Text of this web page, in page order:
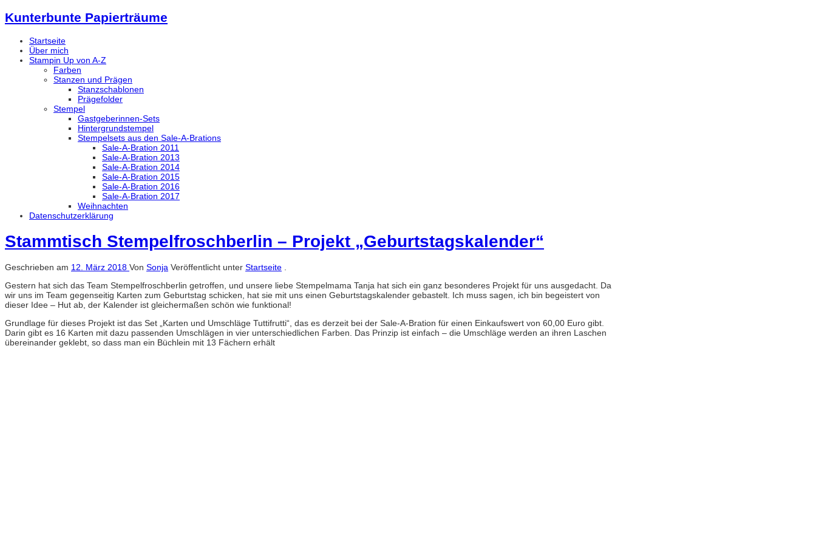
Kunterbunte Papierträume
Startseite
Über mich
Stampin Up von A-Z
Farben
Stanzen und Prägen
Stanzschablonen
Prägefolder
Stempel
Gastgeberinnen-Sets
Hintergrundstempel
Stempelsets aus den Sale-A-Brations
Sale-A-Bration 2011
Sale-A-Bration 2013
Sale-A-Bration 2014
Sale-A-Bration 2015
Sale-A-Bration 2016
Sale-A-Bration 2017
Weihnachten
Datenschutzerklärung
Stammtisch Stempelfroschberlin – Projekt „Geburtstagskalender“
Geschrieben am 12. März 2018 Von Sonja Veröffentlicht unter Startseite .
Gestern hat sich das Team Stempelfroschberlin getroffen, und unsere liebe Stempelmama Tanja hat sich ein ganz besonderes Projekt für uns ausgedacht. Da
wir uns im Team gegenseitig Karten zum Geburtstag schicken, hat sie mit uns einen Geburtstagskalender gebastelt. Ich muss sagen, ich bin begeistert von
dieser Idee – Hut ab, der Kalender ist gleichermaßen schön wie funktional!
Grundlage für dieses Projekt ist das Set „Karten und Umschläge Tuttifrutti“, das es derzeit bei der Sale-A-Bration für einen Einkaufswert von 60,00 Euro gibt.
Darin gibt es 16 Karten mit dazu passenden Umschlägen in vier unterschiedlichen Farben. Das Prinzip ist einfach – die Umschläge werden an ihren Laschen
übereinander geklebt, so dass man ein Büchlein mit 13 Fächern erhält